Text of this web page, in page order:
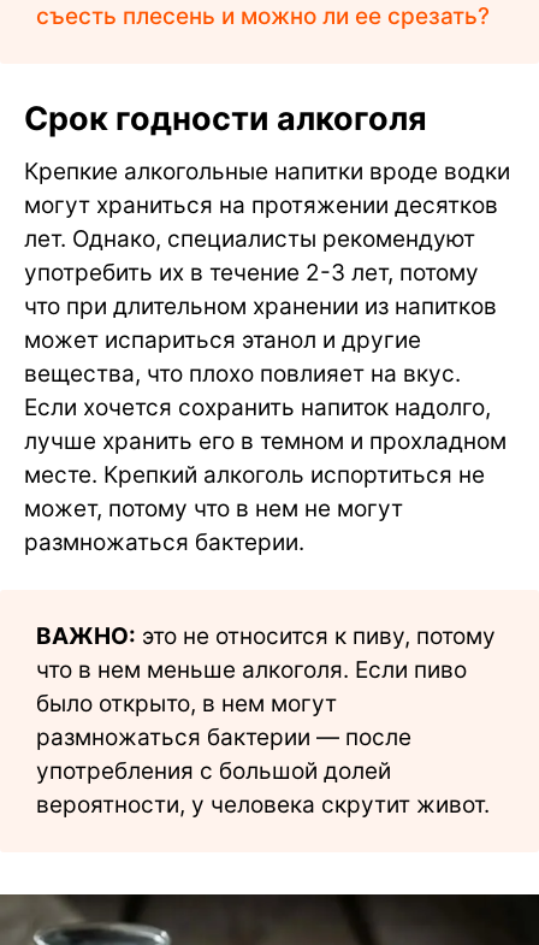
съесть плесень и можно ли ее срезать?
Срок годности алкоголя
Крепкие алкогольные напитки вроде водки
могут храниться на протяжении десятков
лет. Однако, специалисты рекомендуют
употребить их в течение 2-3 лет, потому
что при длительном хранении из напитков
может испариться этанол и другие
вещества, что плохо повлияет на вкус.
Если хочется сохранить напиток надолго,
лучше хранить его в темном и прохладном
месте. Крепкий алкоголь испортиться не
может, потому что в нем не могут
размножаться бактерии.
ВАЖНО: это не относится к пиву, потому
что в нем меньше алкоголя. Если пиво
было открыто, в нем могут
размножаться бактерии — после
употребления с большой долей
вероятности, у человека скрутит живот.